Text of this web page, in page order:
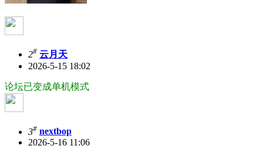
2# 云月天
2026-5-15 18:02
论坛已变成单机模式
3# nextbop
2026-5-16 11:06